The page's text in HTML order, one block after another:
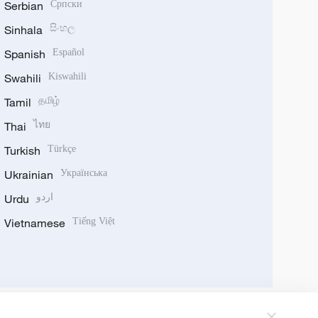
Serbian Српски
Sinhala සිංහල
Spanish Español
Swahili Kiswahili
Tamil தமிழ்
Thai ไทย
Turkish Türkçe
Ukrainian Українська
Urdu اردو
Vietnamese Tiếng Việt